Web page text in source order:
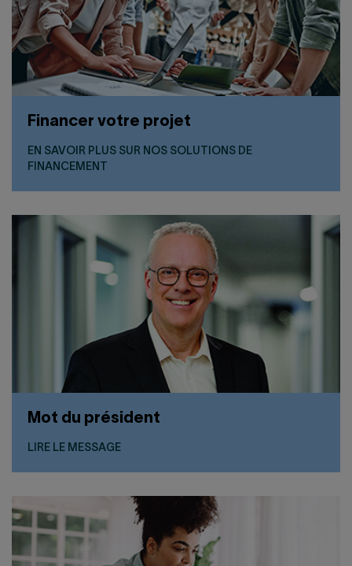
Financer votre projet
EN SAVOIR PLUS SUR NOS SOLUTIONS DE
FINANCEMENT
Mot du président
LIRE LE MESSAGE